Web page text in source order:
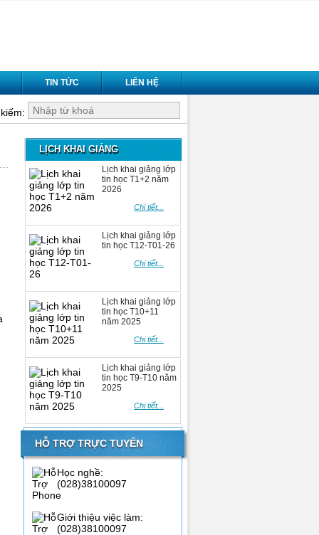
TIN TỨC LIÊN HỆ
LỊCH KHAI GIẢNG
Lịch khai giảng lớp
tin học T1+2 năm
2026
Chi tiết...
Lịch khai giảng lớp
tin học T12-T01-26
Chi tiết...
Lịch khai giảng lớp
tin học T10+11
năm 2025
Chi tiết...
Lịch khai giảng lớp
tin học T9-T10 năm
2025
Chi tiết...
HỖ TRỢ TRỰC TUYẾN
Học nghề:
(028)38100097
Giới thiệu việc làm:
(028)38100097